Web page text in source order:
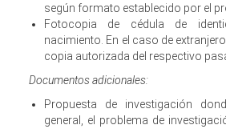
según formato establecido por el
Fotocopia de cédula de
nacimiento. En el caso de
copia autorizada del respectivo
Documentos adicionales:
Propuesta de investigación
general, el problema de